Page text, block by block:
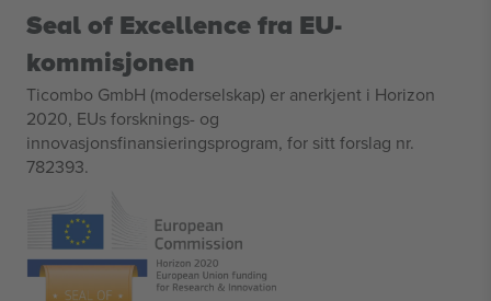
Seal of Excellence fra EU-
kommisjonen
Ticombo GmbH (moderselskap) er anerkjent i Horizon
2020, EUs forsknings- og
innovasjonsfinansieringsprogram, for sitt forslag nr.
782393.